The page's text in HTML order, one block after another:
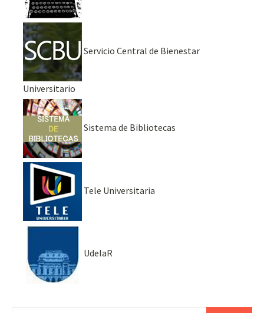
Servicio Central de Bienestar
Universitario
Sistema de Bibliotecas
Tele Universitaria
UdelaR